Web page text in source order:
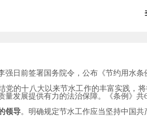
强日前签署国务院令，公布《节约用水
党的十八大以来节水工作的丰富实践，
量发展提供有力的法治保障。《条例》共
领导。明确规定节水工作应当坚持中国